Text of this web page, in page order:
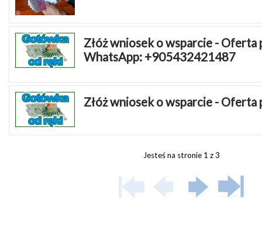
Złóż wniosek o wsparcie - Oferta
WhatsApp: +905432421487
Złóż wniosek o wsparcie - Oferta
Jesteś na stronie 1 z 3